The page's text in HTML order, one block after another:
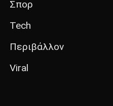
Σπορ
Tech
Περιβάλλον
Viral